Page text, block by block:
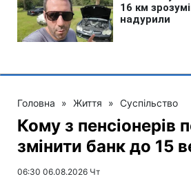
Головна » Життя » Суспільство
Кому з пенсіонерів
змінити банк до 15
06:30 06.08.2026 Чт